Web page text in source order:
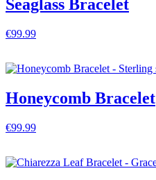
Seaglass Bracelet
€99.99
Honeycomb Bracelet
€99.99